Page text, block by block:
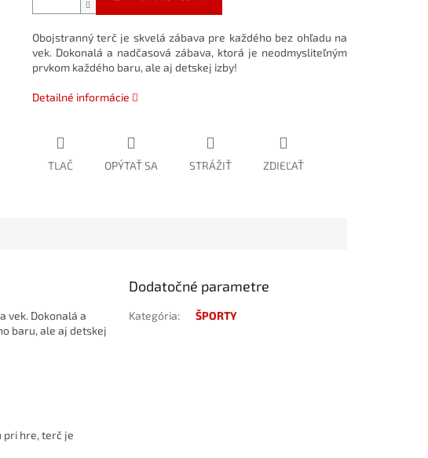
Obojstranný terč je skvelá zábava pre každého bez ohľadu na
vek. Dokonalá a nadčasová zábava, ktorá je neodmysliteľným
prvkom každého baru, ale aj detskej izby!
Detailné informácie
TLAČ OPÝTAŤ SA STRÁŽIŤ ZDIEĽAŤ
vek. Dokonalá a
baru, ale aj detskej
pri hre, terč je
Dodatočné parametre
Kategória: ŠPORTY